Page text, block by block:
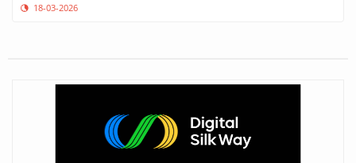
18-03-2026